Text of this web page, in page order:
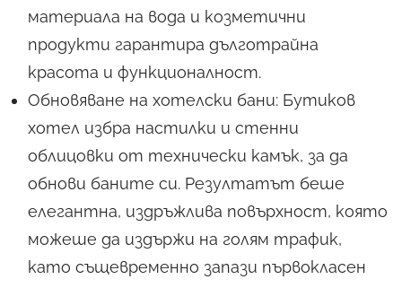
материала на вода и козметични
продукти гарантира дълготрайна
красота и функционалност.
Обновяване на хотелски бани: Бутиков
хотел избра настилки и стенни
облицовки от технически камък, за да
обнови баните си. Резултатът беше
елегантна, издръжлива повърхност, която
можеше да издържи на голям трафик,
като същевременно запази първокласен